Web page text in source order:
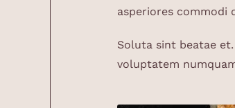
asperiores commodi
Soluta sint beatae
voluptatem